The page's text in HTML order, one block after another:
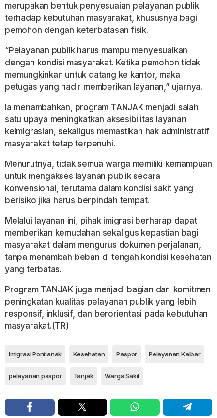
merupakan bentuk penyesuaian pelayanan publik
terhadap kebutuhan masyarakat, khususnya bagi
pemohon dengan keterbatasan fisik.
“Pelayanan publik harus mampu menyesuaikan
dengan kondisi masyarakat. Ketika pemohon tidak
memungkinkan untuk datang ke kantor, maka
petugas yang hadir memberikan layanan,” ujarnya.
Ia menambahkan, program TANJAK menjadi salah
satu upaya meningkatkan aksesibilitas layanan
keimigrasian, sekaligus memastikan hak administratif
masyarakat tetap terpenuhi.
Menurutnya, tidak semua warga memiliki kemampuan
untuk mengakses layanan publik secara
konvensional, terutama dalam kondisi sakit yang
berisiko jika harus berpindah tempat.
Melalui layanan ini, pihak imigrasi berharap dapat
memberikan kemudahan sekaligus kepastian bagi
masyarakat dalam mengurus dokumen perjalanan,
tanpa menambah beban di tengah kondisi kesehatan
yang terbatas.
Program TANJAK juga menjadi bagian dari komitmen
peningkatan kualitas pelayanan publik yang lebih
responsif, inklusif, dan berorientasi pada kebutuhan
masyarakat.(TR)
Imigrasi Pontianak Kesehatan Paspor Pelayanan Kalbar
pelayanan paspor Tanjak Warga Sakit